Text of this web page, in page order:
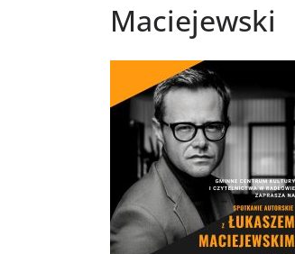
Maciejewski